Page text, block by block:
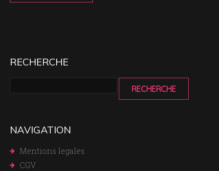
RECHERCHE
NAVIGATION
Mentions legales
CGV